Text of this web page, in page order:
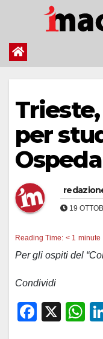
contenuto
Trieste,
per
19
Reading Time: < 1 minute
Per gli ospiti del
Condividi
F
X
W